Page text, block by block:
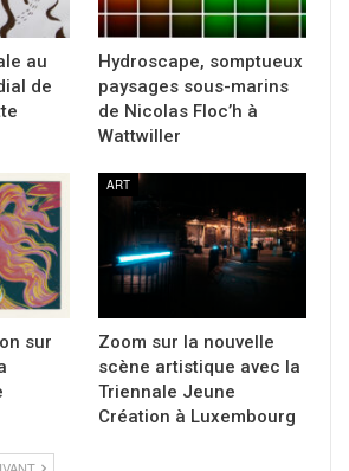
au
de
Hydroscape, somptueux
paysages sous-marins
de Nicolas Floc’h à
Wattwiller
sur
ART
Zoom sur la nouvelle
scène artistique avec la
Triennale Jeune
Création à Luxembourg